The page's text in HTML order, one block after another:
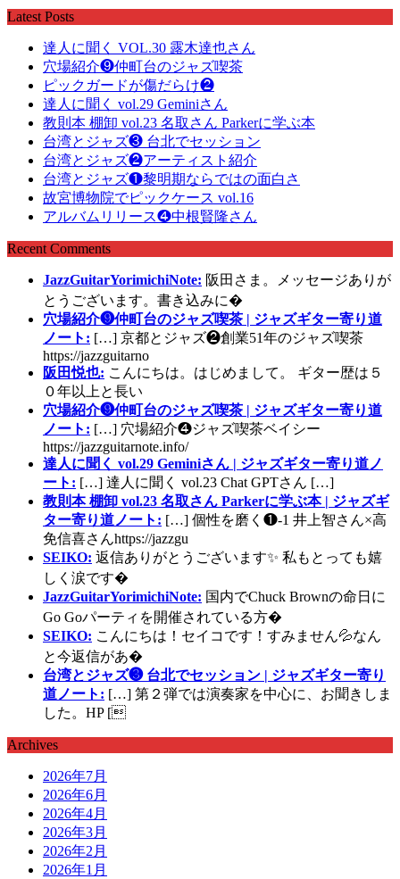
Latest Posts
達人に聞く VOL.30 露木達也さん
穴場紹介❾仲町台のジャズ喫茶
ピックガードが傷だらけ❷
達人に聞く vol.29 Geminiさん
教則本 棚卸 vol.23 名取さん Parkerに学ぶ本
台湾とジャズ❸ 台北でセッション
台湾とジャズ❷アーティスト紹介
台湾とジャズ❶黎明期ならではの面白さ
故宮博物院でピックケース vol.16
アルバムリリース❹中根賢隆さん
Recent Comments
JazzGuitarYorimichiNote: 阪田さま。メッセージありが
とうございます。書き込みに�
穴場紹介❾仲町台のジャズ喫茶 | ジャズギター寄り道
ノート: […] 京都とジャズ❷創業51年のジャズ喫茶
https://jazzguitarno
阪田悦也: こんにちは。はじめまして。 ギター歴は５
０年以上と長い
穴場紹介❾仲町台のジャズ喫茶 | ジャズギター寄り道
ノート: […] 穴場紹介❹ジャズ喫茶ベイシー
https://jazzguitarnote.info/
達人に聞く vol.29 Geminiさん | ジャズギター寄り道ノ
ート: […] 達人に聞く vol.23 Chat GPTさん […]
教則本 棚卸 vol.23 名取さん Parkerに学ぶ本 | ジャズギ
ター寄り道ノート: […] 個性を磨く❶-1 井上智さん×高
免信喜さんhttps://jazzgu
SEIKO: 返信ありがとうございます✨ 私もとっても嬉
しく涙です�
JazzGuitarYorimichiNote: 国内でChuck Brownの命日に
Go Goパーティを開催されている方�
SEIKO: こんにちは！セイコです！すみません💦なん
と今返信があ�
台湾とジャズ❸ 台北でセッション | ジャズギター寄り
道ノート: […] 第２弾では演奏家を中心に、お聞きしま
した。HP [
Archives
2026年7月
2026年6月
2026年4月
2026年3月
2026年2月
2026年1月